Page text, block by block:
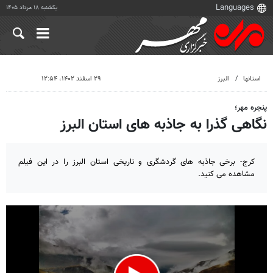
یکشنبه ۱۸ مرداد ۱۴۰۵
استانها البرز ۲۹ اسفند ۱۴۰۲، ۱۲:۵۴
پنجره مهر؛
نگاهی گذرا به جاذبه های استان البرز
کرج- برخی جاذبه های گردشگری و تاریخی استان البرز را در این فیلم
مشاهده می کنید.